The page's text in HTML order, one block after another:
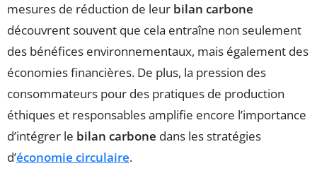
mesures de réduction de leur bilan carbone
découvrent souvent que cela entraîne non seulement
des bénéfices environnementaux, mais également des
économies financières. De plus, la pression des
consommateurs pour des pratiques de production
éthiques et responsables amplifie encore l’importance
d’intégrer le bilan carbone dans les stratégies
d’économie circulaire.